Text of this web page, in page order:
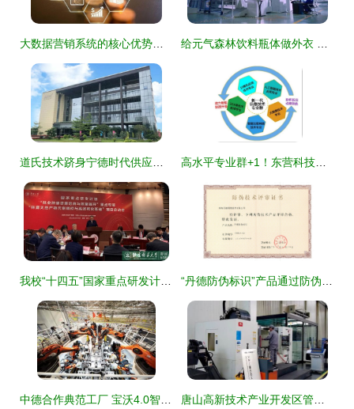
大数据营销系统的核心优势与技术实现 给元气森林饮料瓶体做外衣 看河南这家企业如何实现自主研发
道氏技术跻身宁德时代供应链 碳纳米管导电剂的技术突破与展望 高水平专业群+1！东营科技职业学院新一代信息技术专业群获批立项，助力技术开发新动能
我校“十四五”国家重点研发计划项目正式启动——深化技术开发助力高质量发展 “丹德防伪标识”产品通过防伪技术评审 技术开发再获突破
中德合作典范工厂 宝沃4.0智能工厂引领“智”造之变 唐山高新技术产业开发区管理委员会